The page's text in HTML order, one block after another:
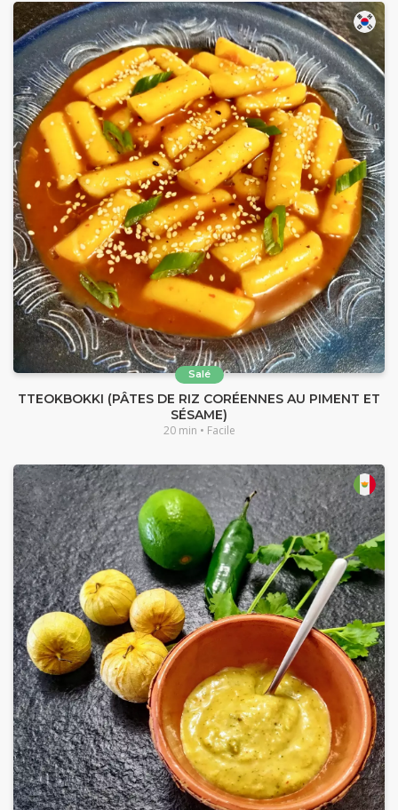
Salé
TTEOKBOKKI (PÂTES DE RIZ CORÉENNES AU PIMENT ET
SÉSAME)
20 min • Facile